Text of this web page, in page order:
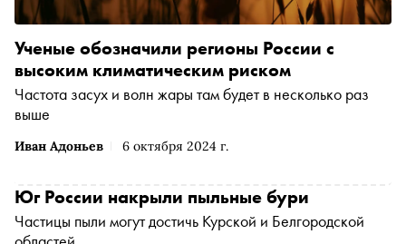
Иван Адоньев 6 октября 2024 г.
Ученые обозначили регионы России с
высоким климатическим риском
Частота засух и волн жары там будет в несколько раз
выше
Юг России накрыли пыльные бури
Частицы пыли могут достичь Курской и Белгородской